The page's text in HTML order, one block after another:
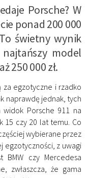
Porsche? W
ponad 200 000
świetny wynik
model
250 000 zł.
za egzotyczne i rzadko
naprawdę jednak, tych
widok Porsche 911 na
15 czy 20 lat temu. Co
wybierane przez
egzotyczności, z uwagi
czy Mercedesa
zwłaszcza, że gama